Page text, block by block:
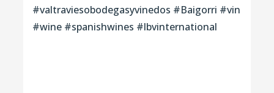
#valtraviesobodegasyvinedos #Baigorri #vin
#wine #spanishwines #lbvinternational